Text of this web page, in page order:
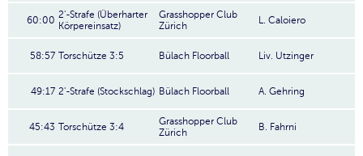
60:00 2'-Strafe (Überharter
Körpereinsatz)
Grasshopper Club
Zürich
L. Caloiero
58:57 Torschütze 3:5 Bülach Floorball Liv. Utzinger
49:17 2'-Strafe (Stockschlag) Bülach Floorball A. Gehring
45:43 Torschütze 3:4
Grasshopper Club
Zürich
B. Fahrni